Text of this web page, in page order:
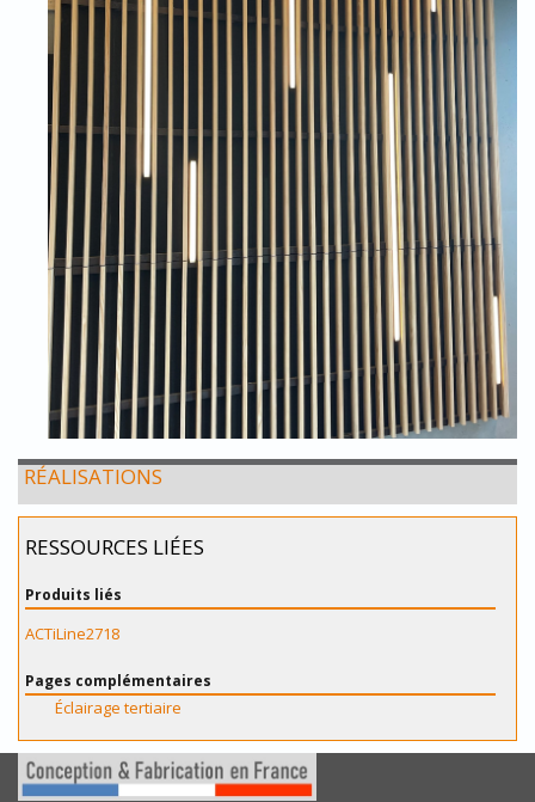
RÉALISATIONS
RESSOURCES LIÉES
Produits liés
ACTiLine2718
Pages complémentaires
Éclairage tertiaire